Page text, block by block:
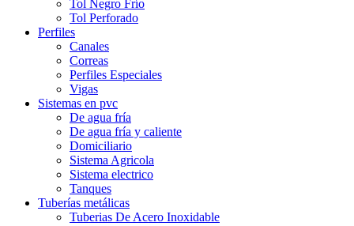
Tol Negro Frío
Tol Perforado
Perfiles
Canales
Correas
Perfiles Especiales
Vigas
Sistemas en pvc
De agua fría
De agua fría y caliente
Domiciliario
Sistema Agricola
Sistema electrico
Tanques
Tuberías metálicas
Tuberias De Acero Inoxidable